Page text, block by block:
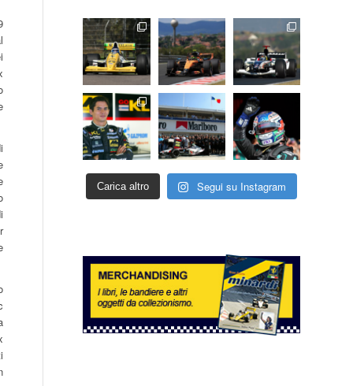
Carica altro Segui su Instagram